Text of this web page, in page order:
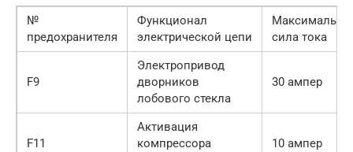
№
предохранителя
Функционал
электрической цепи
сила тока
F9
Электропривод
дворников
лобового стекла
30 ампер
F11
Активация
компрессора
10 ампер